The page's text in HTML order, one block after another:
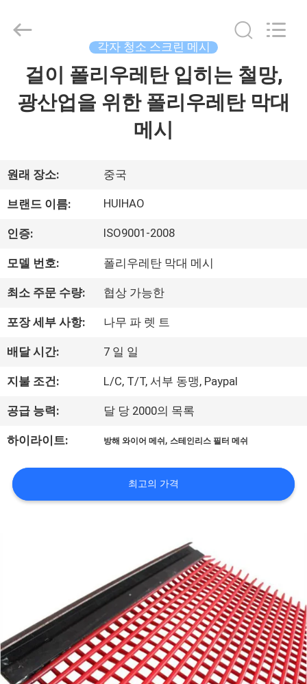
우
리
에
공
장
투
어
문
의
2026
Rights
Reserved.
각자 청소 스크린 메시
걸이 폴리우레탄 입히는 철망,
광산업을 위한 폴리우레탄 막대
메시
원래 장소: 중국
브랜드 이름: HUIHAO
인증: ISO9001-2008
모델 번호: 폴리우레탄 막대 메시
최소 주문 수량: 협상 가능한
포장 세부 사항: 나무 파 렛 트
배달 시간: 7 일 일
지불 조건: L/C, T/T, 서부 동맹, Paypal
공급 능력: 달 당 2000의 목록
하이라이트: 방해 와이어 메쉬 , 스테인리스 필터 메쉬
최고의 가격